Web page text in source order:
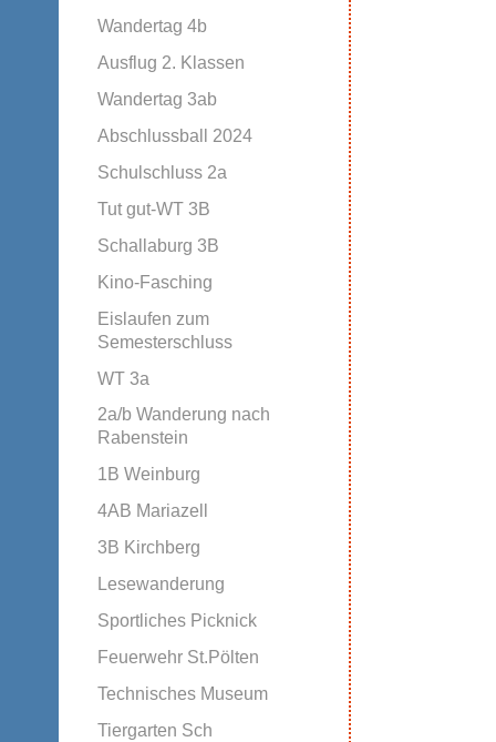
Wandertag 4b
Ausflug 2. Klassen
Wandertag 3ab
Abschlussball 2024
Schulschluss 2a
Tut gut-WT 3B
Schallaburg 3B
Kino-Fasching
Eislaufen zum
Semesterschluss
WT 3a
2a/b Wanderung nach
Rabenstein
1B Weinburg
4AB Mariazell
3B Kirchberg
Lesewanderung
Sportliches Picknick
Feuerwehr St.Pölten
Technisches Museum
Tiergarten Sch